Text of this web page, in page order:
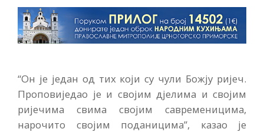
“Он је један од тих који су чули Божју ријеч.
Проповиједао је и својим дјелима и својим
ријечима свима својим савременицима,
нарочито својим поданицима”, казао је